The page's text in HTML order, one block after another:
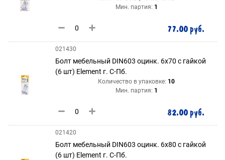
Мин. партия: 1
77.00 руб.
021430
Болт мебельный DIN603 оцинк. 6х70 с гайкой
(6 шт) Element г. С-Пб.
Количество в упаковке: 10
Мин. партия: 1
82.00 руб.
021420
Болт мебельный DIN603 оцинк. 6х80 с гайкой
(6 шт) Element г. С-Пб.